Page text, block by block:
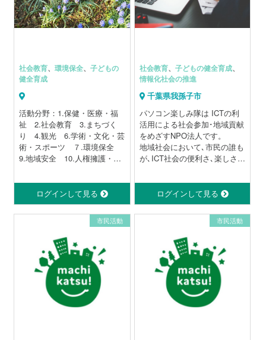
Q&A
◆ 印西市に住んでませんが入
であれば入会できます。
◆ 入会条件はありますか？
18歳以上の方が入会できま
◆ 例会に参加するとどのよう
な役割がありますか？
司会、計時係、投票集計係、
文法係、準備スピーチする
人、論評者、ジョークを披露
会、即興スピーチする人、な
どたくさんの役割がありま
す。
◆ スピーチはどのくらいの頻
間隔の長短はありますが、3カ
月に1回程度です。
◆ 英語があまりしゃべれませ
んがついて行けますか？
自己紹介で、名前・年齢・住
んでいる場所・仕事・好きな
こと等が紹介できれば十分で
月に一度、頑張っている自分
を意識的に褒めたり、労わっ
たり…
ます。
最近起きた「小さな幸せ」を
シェアしたり、
月替わりのテーマに沿ったプ
チワークで、感じている事や
考えている事をノートに書き
出してみたり。
呼吸法で、心身をリラックス
させたり。
1 秒先の未来の自分がもっと
心地よく過ごせるように、大
豊かな人生になるための「種
だければ嬉しいです。
ゆるゆると、のんびりと開催
します。
自分と向き合いながら、人と
の繋がりも大切にする優しい
社会教育、 環境保全、 子どもの
健全育成
活動分野：1.保健・医療・福
祉 2.社会教育 3.まちづく
り 4.観光 6.学術・文化・芸
術・スポーツ ７.環境保全
9.地域安全 10.人権擁護・平
女共同参画 13.子どもの健全
育成 17.職業能力・雇用機
会 19.その他ＮＰＯ支援
20.都道府県等の条例で定める
活動 22.コミュニティの推進
ログインして見る
社会教育、 子どもの健全育成、
情報化社会の推進
千葉県我孫子市
パソコン楽しみ隊は ICTの利
活用による社会参加･地域貢献
をめざすNPO法人です。
地域社会において､市民の誰も
が､ICT社会の便利さ､楽しさな
を楽しく､活気あるものにする
ことを願って､活動していま
す。
■パソコン楽しみ隊のモットー
｢目指している､ふつうな､特別
ログインして見る
市民活動 市民活動